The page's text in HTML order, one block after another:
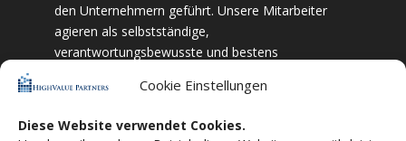
Cookie Einstellungen
Diese Website verwendet Cookies.
den Unternehmern geführt. Unsere Mitarbeiter
agieren als selbstständige,
verantwortungsbewusste und bestens
und Zielstrebigkeit sind wir bestrebt das